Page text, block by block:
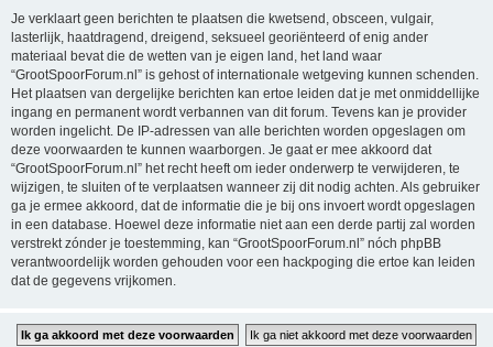
Je verklaart geen berichten te plaatsen die kwetsend, obsceen, vulgair,
lasterlijk, haatdragend, dreigend, seksueel georiënteerd of enig ander
materiaal bevat die de wetten van je eigen land, het land waar
“GrootSpoorForum.nl” is gehost of internationale wetgeving kunnen schenden.
Het plaatsen van dergelijke berichten kan ertoe leiden dat je met onmiddellijke
ingang en permanent wordt verbannen van dit forum. Tevens kan je provider
worden ingelicht. De IP-adressen van alle berichten worden opgeslagen om
deze voorwaarden te kunnen waarborgen. Je gaat er mee akkoord dat
“GrootSpoorForum.nl” het recht heeft om ieder onderwerp te verwijderen, te
wijzigen, te sluiten of te verplaatsen wanneer zij dit nodig achten. Als gebruiker
ga je ermee akkoord, dat de informatie die je bij ons invoert wordt opgeslagen
in een database. Hoewel deze informatie niet aan een derde partij zal worden
verstrekt zónder je toestemming, kan “GrootSpoorForum.nl” nóch phpBB
verantwoordelijk worden gehouden voor een hackpoging die ertoe kan leiden
dat de gegevens vrijkomen.